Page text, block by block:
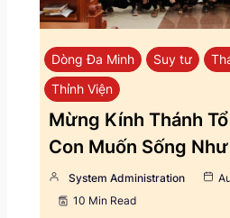
Dòng Đa Minh Suy tư
Thỉnh Viện
Mừng Kính Thánh
Con Muốn Sống
System Administration
10 Min Read